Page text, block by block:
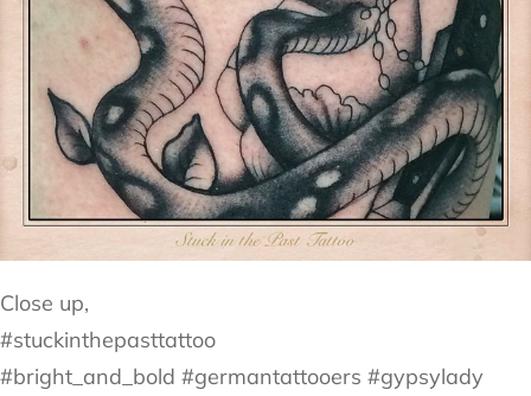
Close up,
#stuckinthepasttattoo
#bright_and_bold #germantattooers #gypsylady